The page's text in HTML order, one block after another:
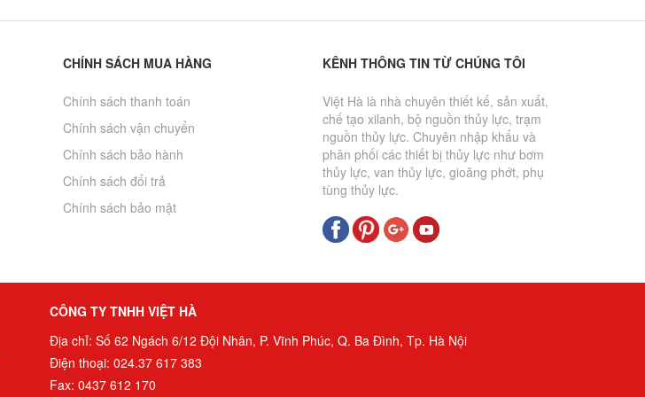
CHÍNH SÁCH MUA HÀNG
Chính sách thanh toán
Chính sách vận chuyển
Chính sách bảo hành
Chính sách đổi trả
Chính sách bảo mật
KÊNH THÔNG TIN TỪ CHÚNG TÔI
Việt Hà là nhà chuyên thiết kế, sản xuất,
chế tạo xilanh, bộ nguồn thủy lực, trạm
nguồn thủy lực. Chuyên nhập khẩu và
phân phối các thiết bị thủy lực như bơm
thủy lực, van thủy lực, gioăng phớt, phụ
tùng thủy lực.
CÔNG TY TNHH VIỆT HÀ
Địa chỉ: Số 62 Ngách 6/12 Đội Nhân, P. Vĩnh Phúc, Q. Ba Đình, Tp. Hà Nội
Điện thoại: 024.37 617 383
Fax: 0437 612 170